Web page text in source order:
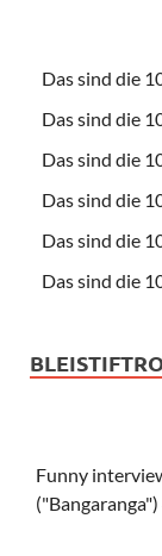
Das sind die
Das sind die
Das sind die
Das sind die
Das sind die
Das sind die
Funny